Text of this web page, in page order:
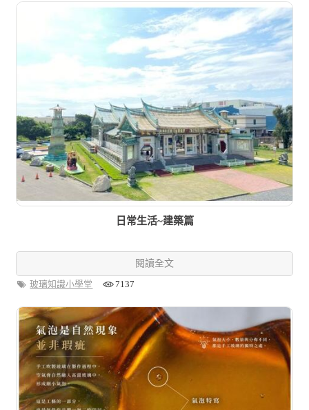
日常生活~建築篇
閱讀全文
玻璃知識小學堂
7137